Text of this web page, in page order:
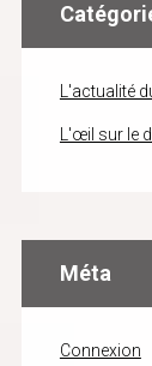
L'actualité
L'œil sur le
Méta
Connexion